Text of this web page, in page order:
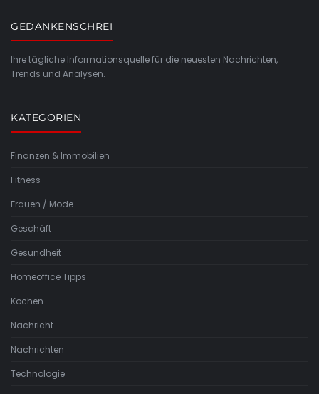
GEDANKENSCHREI
Ihre tägliche Informationsquelle für die neuesten Nachrichten,
Trends und Analysen.
KATEGORIEN
Finanzen & Immobilien
Fitness
Frauen / Mode
Geschäft
Gesundheit
Homeoffice Tipps
Kochen
Nachricht
Nachrichten
Technologie